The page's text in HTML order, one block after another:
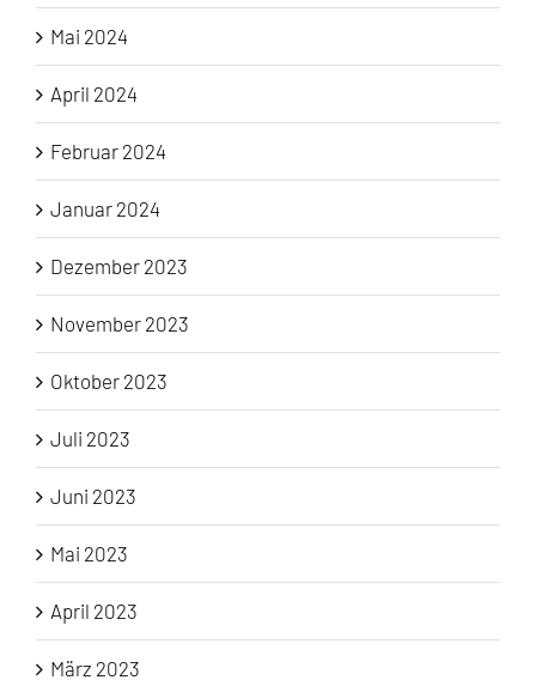
Mai 2024
April 2024
Februar 2024
Januar 2024
Dezember 2023
November 2023
Oktober 2023
Juli 2023
Juni 2023
Mai 2023
April 2023
März 2023